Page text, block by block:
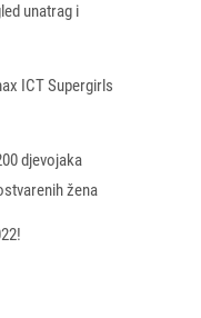
unatrag i
ICT Supergirls
djevojaka
žena